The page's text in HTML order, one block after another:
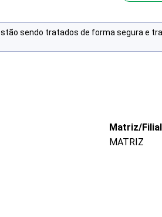
sendo tratados de forma segura e
Matriz/Filial
MATRIZ